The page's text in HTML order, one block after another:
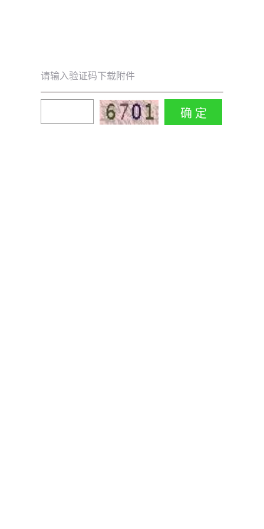
请输入验证码下载附件